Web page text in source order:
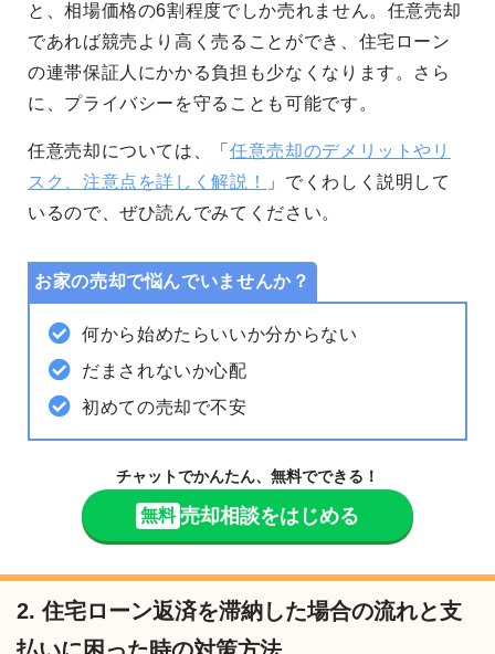
と、相場価格の6割程度でしか売れません。任意売却
であれば競売より高く売ることができ、住宅ローン
の連帯保証人にかかる負担も少なくなります。さら
に、プライバシーを守ることも可能です。
任意売却については、「任意売却のデメリットやリ
スク、注意点を詳しく解説！
」でくわしく説明して
いるので、ぜひ読んでみてください。
お家の売却で悩んでいませんか？
何から始めたらいいか分からない
だまされないか心配
初めての売却で不安
チャットでかんたん、無料でできる！
無料 売却相談をはじめる
2. 住宅ローン返済を滞納した場合の流れと支